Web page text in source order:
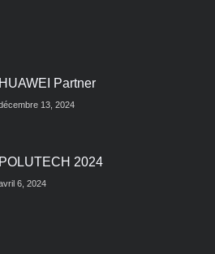
HUAWEI Partner
13, 2024
POLUTECH 2024
6, 2024